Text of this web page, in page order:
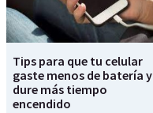
Tips para que tu celular
gaste menos de batería y
dure más tiempo
encendido